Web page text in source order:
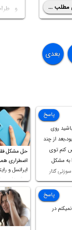
مطلب ...
و
بعدی
روی
10 نصب بود،بعد از چند
کنم توی
قسمت ufei و legacy به مشکل
کنار
ریست کردم و
رو نصب
تمامی
نور و رنگ
پخش
پاسخ
حل مشکل
اضطراری
ایرانسل و
روش‌های
در
پاسخ